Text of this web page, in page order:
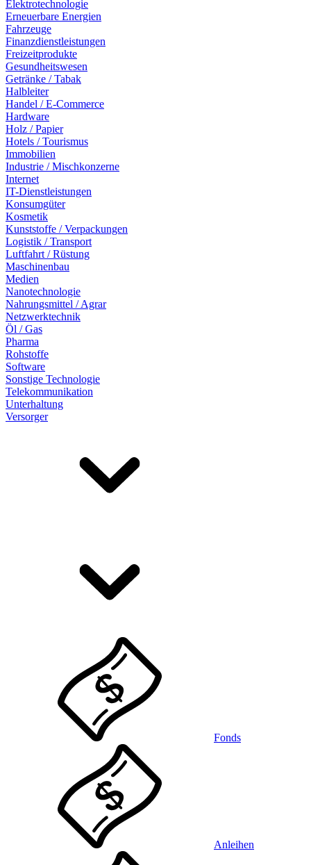
Elektrotechnologie
Erneuerbare Energien
Fahrzeuge
Finanzdienstleistungen
Freizeitprodukte
Gesundheitswesen
Getränke / Tabak
Halbleiter
Handel / E-Commerce
Hardware
Holz / Papier
Hotels / Tourismus
Immobilien
Industrie / Mischkonzerne
Internet
IT-Dienstleistungen
Konsumgüter
Kosmetik
Kunststoffe / Verpackungen
Logistik / Transport
Luftfahrt / Rüstung
Maschinenbau
Medien
Nanotechnologie
Nahrungsmittel / Agrar
Netzwerktechnik
Öl / Gas
Pharma
Rohstoffe
Software
Sonstige Technologie
Telekommunikation
Unterhaltung
Versorger
Fonds
Anleihen